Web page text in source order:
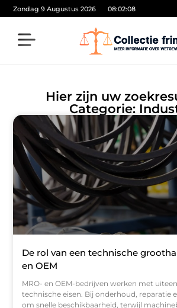
Zondag 9 Augustus 2026 08:02:09
Hier zijn uw
Categorie:
De rol van een technische
en OEM
MRO- en OEM-bedrijven werken met
technische eisen. Bij onderhoud, reparatie
om snelle beschikbaarheid, terwijl